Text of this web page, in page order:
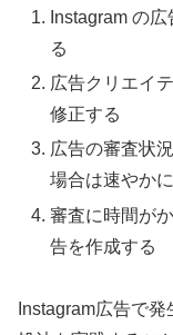
Instagram の
る
広告クリエイ
修正する
広告の審査状
場合は速やか
審査に時間が
告を作成する
Instagram広告で